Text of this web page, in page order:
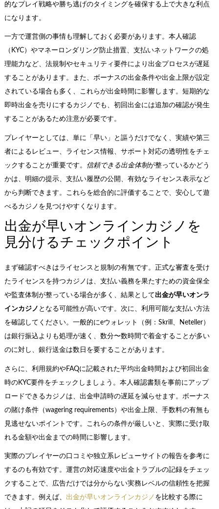
的なプレイ戦略や勝ち逃げのタイミングを確保する上で大きな利点
になります。
一方で運営側の事情も理解しておく必要があります。本人確認
（KYC）やマネーロンダリング防止措置、支払いネットワークの処
理能力など、法規制やセキュリティ要件により出金プロセスが遅延
することがあります。また、ボーナスの出金条件や出金上限が設定
されている場合も多く、これらが出金時間に影響します。短期的な
即時出金を売りにするカジノでも、初回出金には追加の確認が発生
することがあるため注意が必要です。
プレイヤーとしては、単に「早い」と謳うだけでなく、実績や第三
者によるレビュー、ライセンス情報、サポート対応の透明性をチェ
ックすることが重要です。 信頼できる出金体制が整っているかどう
かは、明細の提示、支払い履歴の公開、有効なライセンス表示など
から判断できます。これらを総合的に評価することで、安心して遊
べるカジノを見つけやすくなります。
出金が早いオンラインカジノを
見分けるチェックポイント
まず確認すべきはライセンスと規制の有無です。正式な審査を受け
たライセンスを持つカジノは、支払い義務を果たすための資金保全
や監査体制が整っている場合が多く、結果として出金が早いオンラ
インカジノ となる可能性が高いです。次に、利用可能な支払い方法
を確認してください。一般的にeウォレット（例：Skrill、Neteller）
は銀行振込よりも処理が速く、数分〜数時間で着金することが多い
のに対し、銀行送金は数日を要することがあります。
さらに、利用規約やFAQに記載された平均出金時間および初回出金
時のKYC要件をチェックしましょう。本人確認書類を事前にアップ
ロードできるカジノは、出金申請時の遅延を減らせます。ボーナス
の賭け条件（wagering requirements）や出金上限、手数料の有無も
見逃せないポイントです。これらの条件が厳しいと、実際に受け取
れる金額や出金までの時間に影響します。
実際のプレイヤーの口コミや独立系レビューサイトの報告を参考に
するのも有効です。運営の対応速度や出金トラブルの記録をチェッ
クすることで、広告だけでは分からない実務レベルの信頼性を把握
できます。例えば、 出金が早いオンラインカジノ を比較する際に